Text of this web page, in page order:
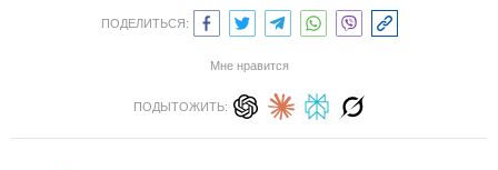
ПОДЕЛИТЬСЯ:
Мне нравится
ПОДЫТОЖИТЬ: